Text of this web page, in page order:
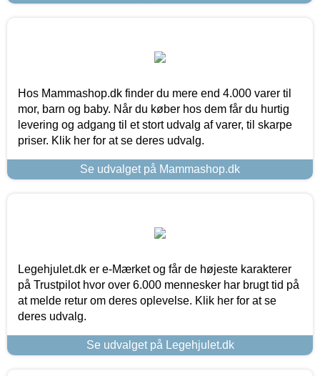
Hos Mammashop.dk finder du mere end 4.000 varer til
mor, barn og baby. Når du køber hos dem får du hurtig
levering og adgang til et stort udvalg af varer, til skarpe
priser. Klik her for at se deres udvalg.
Se udvalget på Mammashop.dk
Legehjulet.dk er e-Mærket og får de højeste karakterer
på Trustpilot hvor over 6.000 mennesker har brugt tid på
at melde retur om deres oplevelse. Klik her for at se
deres udvalg.
Se udvalget på Legehjulet.dk